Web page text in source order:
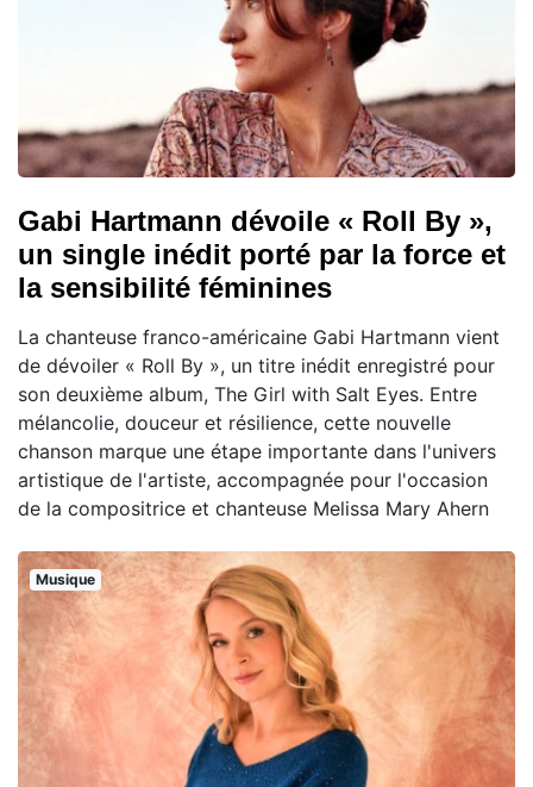
Gabi Hartmann dévoile « Roll By »,
un single inédit porté par la force et
la sensibilité féminines
La chanteuse franco-américaine Gabi Hartmann vient
de dévoiler « Roll By », un titre inédit enregistré pour
son deuxième album, The Girl with Salt Eyes. Entre
mélancolie, douceur et résilience, cette nouvelle
chanson marque une étape importante dans l'univers
artistique de l'artiste, accompagnée pour l'occasion
de la compositrice et chanteuse Melissa Mary Ahern
Musique